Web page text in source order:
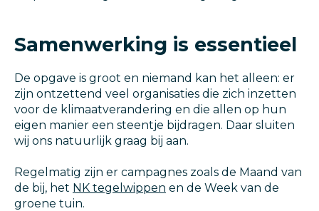
Samenwerking is essentieel
De opgave is groot en niemand kan het alleen: er
zijn ontzettend veel organisaties die zich inzetten
voor de klimaatverandering en die allen op hun
eigen manier een steentje bijdragen. Daar sluiten
wij ons natuurlijk graag bij aan.
Regelmatig zijn er campagnes zoals de Maand van
de bij, het NK tegelwippen en de Week van de
groene tuin.